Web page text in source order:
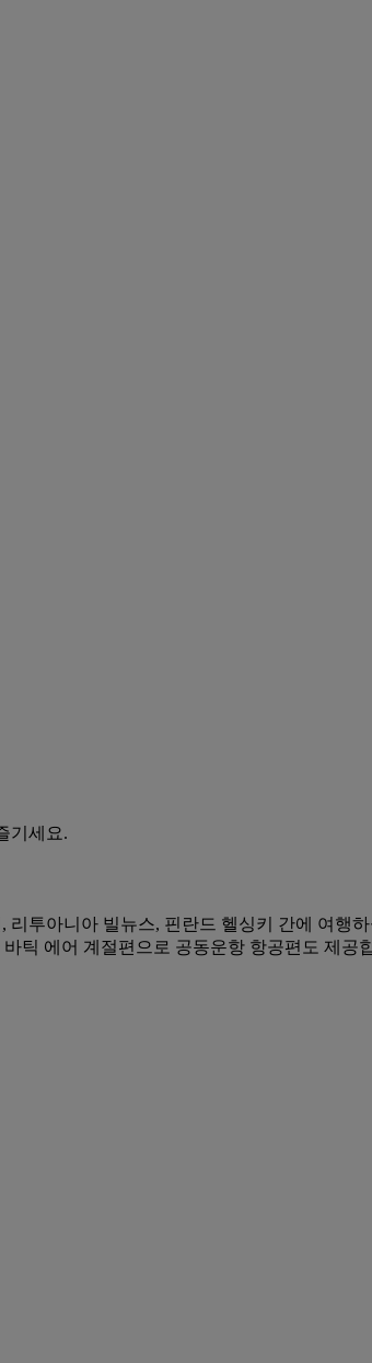
기세요.
투아니아 빌뉴스, 핀란드 헬싱키 간에 여행
틱 에어 계절편으로 공동운항 항공편도 제공